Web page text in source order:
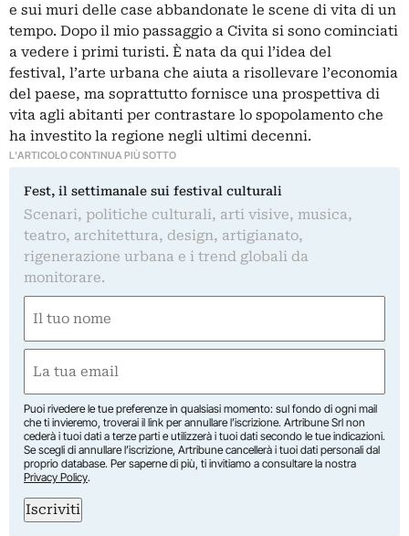
e sui muri delle case abbandonate le scene di vita di un
tempo. Dopo il mio passaggio a Civita si sono cominciati
a vedere i primi turisti. È nata da qui l’idea del
festival, l’arte urbana che aiuta a risollevare l’economia
del paese, ma soprattutto fornisce una prospettiva di
vita agli abitanti per contrastare lo spopolamento che
ha investito la regione negli ultimi decenni.
L'ARTICOLO CONTINUA PIÙ SOTTO
Fest, il settimanale sui festival culturali
Scenari, politiche culturali, arti visive, musica,
teatro, architettura, design, artigianato,
rigenerazione urbana e i trend globali da
monitorare.
(Required)
First
(Required)
Puoi rivedere le tue preferenze in qualsiasi momento: sul fondo di ogni mail
che ti invieremo, troverai il link per annullare l’iscrizione. Artribune Srl non
cederà i tuoi dati a terze parti e utilizzerà i tuoi dati secondo le tue indicazioni.
Se scegli di annullare l’iscrizione, Artribune cancellerà i tuoi dati personali dal
proprio database. Per saperne di più, ti invitiamo a consultare la nostra
Privacy Policy.
Iscriviti